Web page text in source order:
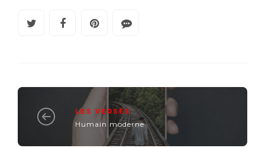
LES VERSÉS
Humain moderne